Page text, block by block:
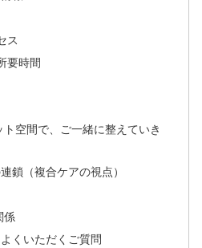
ス
要時間
空間で、ご一緒に整えていき
鎖（複合ケアの視点）
係
くいただくご質問